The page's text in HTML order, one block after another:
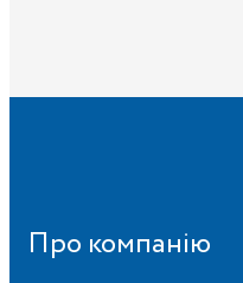
Про компанію